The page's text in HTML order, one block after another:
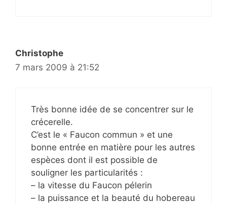
Christophe
7 mars 2009 à 21:52
Très bonne idée de se concentrer sur le
crécerelle.
C’est le « Faucon commun » et une
bonne entrée en matière pour les autres
espèces dont il est possible de
souligner les particularités :
– la vitesse du Faucon pélerin
– la puissance et la beauté du hobereau